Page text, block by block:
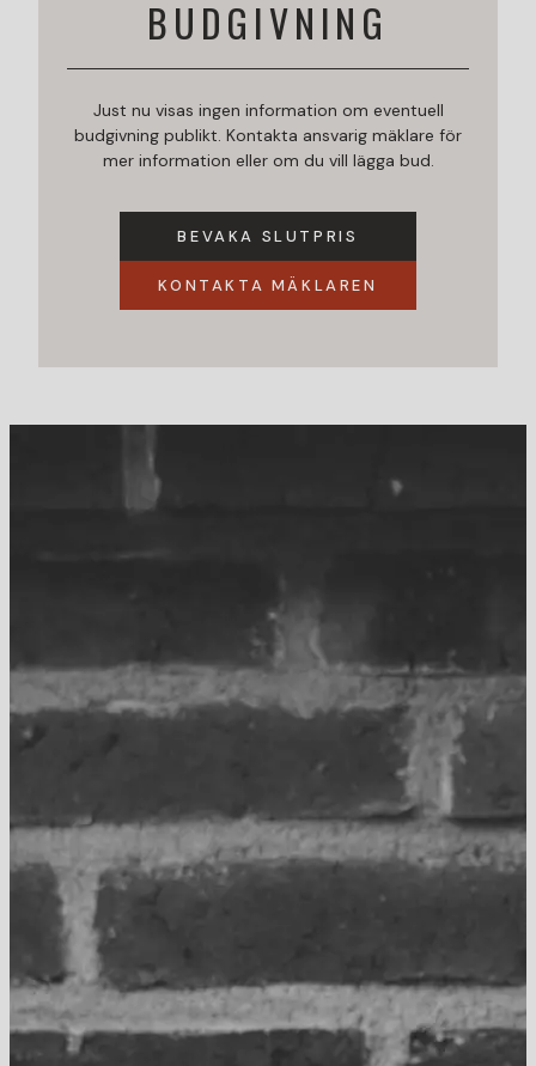
BUDGIVNING
Just nu visas ingen information om eventuell
budgivning publikt. Kontakta ansvarig mäklare för
mer information eller om du vill lägga bud.
BEVAKA SLUTPRIS
KONTAKTA MÄKLAREN